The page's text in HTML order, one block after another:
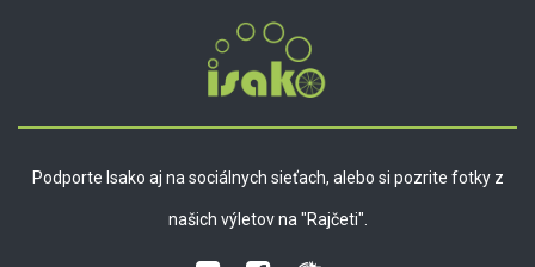
Podporte Isako aj na sociálnych sieťach, alebo si pozrite fotky z
našich výletov na "Rajčeti".